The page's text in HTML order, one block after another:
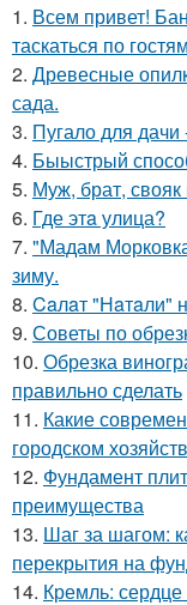
1. Всем привет!
таскаться по
2. Древесные
сада.
3. Пугало для дачи
4. Быыстрый
5. Муж, брат, свояк
6. Где этa улица?
7. "Мадам
зиму.
8. Caлaт "Нaтaли"
9. Советы по
10. Обрезка
правильно сделать
11. Какие
городском
12. Фундамент
преимущества
13. Шаг за шагом:
перекрытия на
14. Кремль: